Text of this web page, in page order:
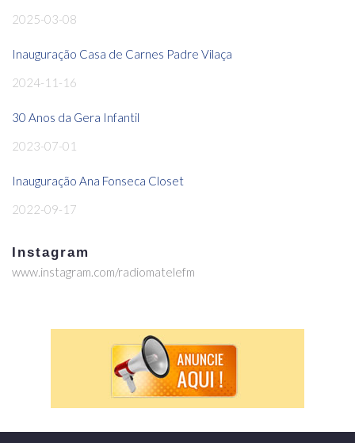
2025-03-08
Inauguração Casa de Carnes Padre Vilaça
2024-11-16
30 Anos da Gera Infantil
2023-07-01
Inauguração Ana Fonseca Closet
2022-09-17
Instagram
www.instagram.com/radiomatelefm